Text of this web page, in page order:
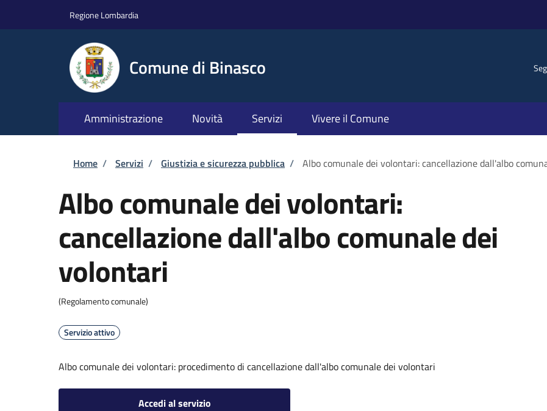
Regione Lombardia
Comune di Binasco
Amministrazione Novità Servizi Vivere il Comune
Briciole di pane
Home / Servizi / Giustizia e sicurezza pubblica / Albo comunale dei volontari: cancellazione dall'albo
Albo comunale dei volontari:
cancellazione dall'albo comunale dei
volontari
(Regolamento comunale)
Servizio attivo
Albo comunale dei volontari: procedimento di cancellazione dall'albo comunale dei volontari
Accedi al servizio